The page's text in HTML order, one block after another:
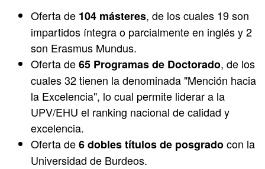
Oferta de 104 másteres, de los cuales 19 son
impartidos íntegra o parcialmente en inglés y 2
son Erasmus Mundus.
Oferta de65 Programas de Doctorado, de los
cuales 32 tienen la denominada "Mención hacia
la Excelencia", lo cual permite liderar a la
UPV/EHU el ranking nacional de calidad y
excelencia.
Oferta de6 dobles títulos de posgradocon la
Universidad de Burdeos.